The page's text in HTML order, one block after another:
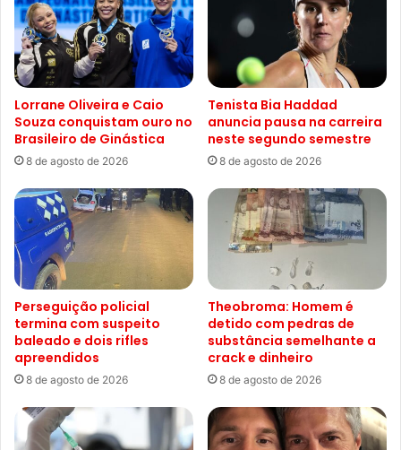
Lorrane Oliveira e Caio
Souza conquistam ouro no
Brasileiro de Ginástica
8 de agosto de 2026
Tenista Bia Haddad
anuncia pausa na carreira
neste segundo semestre
8 de agosto de 2026
Perseguição policial
termina com suspeito
baleado e dois rifles
apreendidos
8 de agosto de 2026
Theobroma: Homem é
detido com pedras de
substância semelhante a
crack e dinheiro
8 de agosto de 2026